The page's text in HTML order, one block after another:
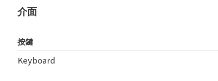
介面
按鍵
Keyboard